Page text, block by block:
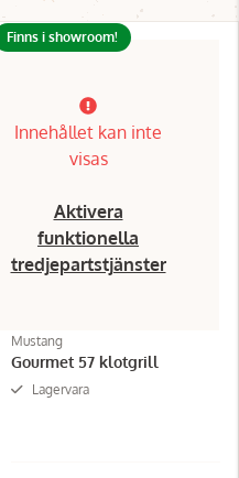
Innehållet kan inte
visas
Aktivera
funktionella
tredjepartstjänster
Mustang
Gourmet 57 klotgrill
Lagervara
Finns i showroom!